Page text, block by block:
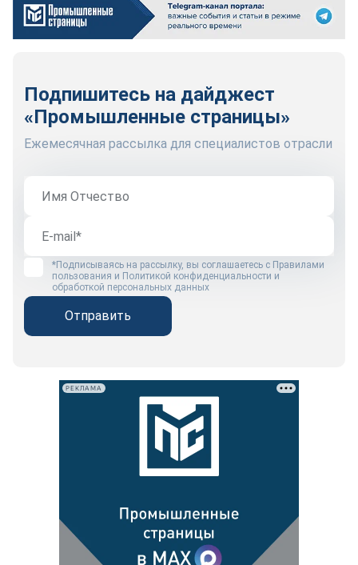
Подпишитесь на дайджест
«Промышленные страницы»
Ежемесячная рассылка для специалистов отрасли
*Подписываясь на рассылку, вы соглашаетесь с Правилами
пользования и Политикой конфиденциальности и
обработкой персональных данных
Отправить
РЕКЛАМА